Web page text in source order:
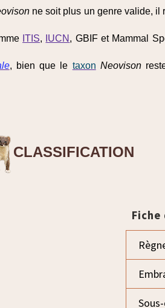
ne soit plus un genre valide, il
ITIS, IUCN , GBIF et Mammal
, bien que le taxon Neovison
CLASSIFICATION